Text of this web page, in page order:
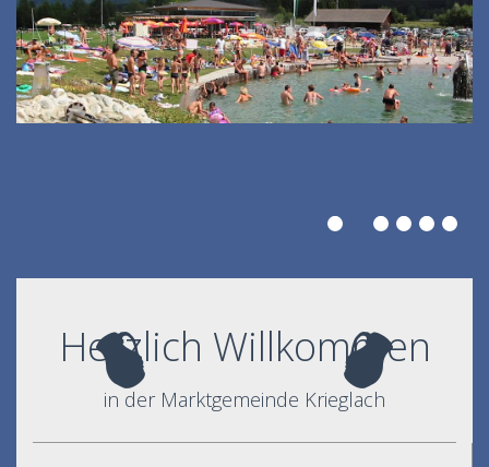
Herzlich Willkommen
in der Marktgemeinde Krieglach